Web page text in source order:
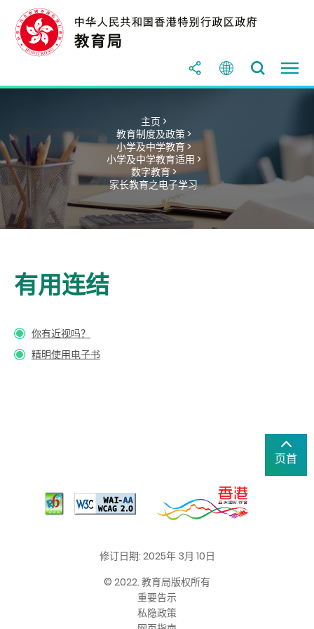
主页 >
教育制度及政策 >
小学及中学教育 >
小学及中学教育适用 >
数字教育 >
家长教育之电子学习
有用连结
你有近视吗？
精明使用电子书
页首
修订日期: 2025年 3月 10日
© 2022. 教育局版权所有
重要告示
私隐政策